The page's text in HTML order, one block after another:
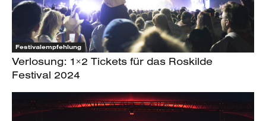
Festivalempfehlung
Verlosung: 1×2 Tickets für das Roskilde
Festival 2024